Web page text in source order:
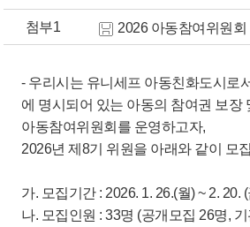
첨부1 2026 아동참여위원
- 우리시는 유니세프 아동친화도시로
에 명시되어 있는 아동의 참여권 보장
아동참여위원회를 운영하고자,
2026년 제8기 위원을 아래와 같이 모
가. 모집기간 : 2026. 1. 26.(월) ~ 2. 20.
나. 모집인원 : 33명 (공개모집 26명,